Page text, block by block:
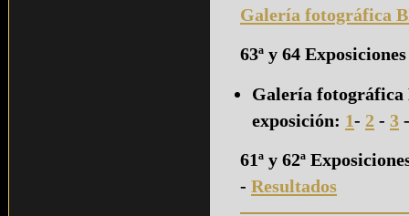
Galería fotográfica
63ª y 64
Galería
exposición: 1- 2 - 3
61ª y 62ª
- Resultados